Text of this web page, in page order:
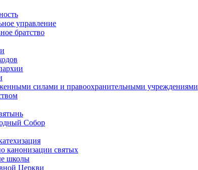
управление
братство
силами и правоохранительными учреждениями
Собор
канонизации святых
школы
Церкви